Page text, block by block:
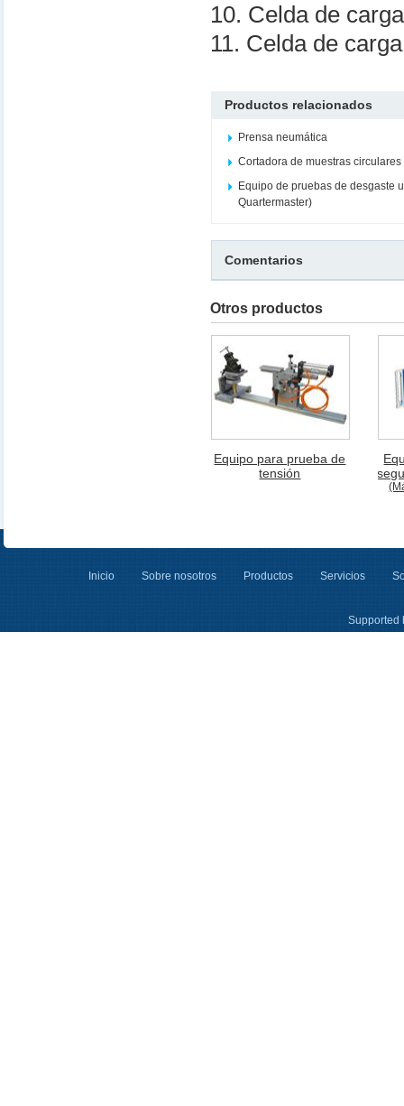
10. Celda de
11. Celda de
Productos relacionados
Prensa neumática
Cortadora de muestras
Equipo de pruebas de desgaste
Quartermaster)
Comentarios
Otros productos
Equipo para prueba de
tensión
Inicio Sobre nosotros Productos Servicios
Supported